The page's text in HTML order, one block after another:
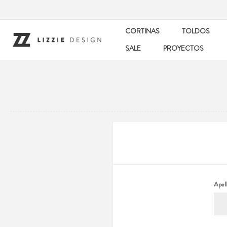
CORTINAS TOLDOS
SALE
PROYECTOS